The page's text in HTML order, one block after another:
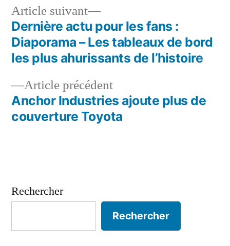
Navigation
de
l’article
Article précédentArticle
précédent :
Anchor Industries ajoute plus de
couverture Toyota
Article suivant
Article
suivant :
Dernière actu pour les fans :
Diaporama – Les tableaux de bord
les plus ahurissants de l’histoire
Rechercher
Rechercher